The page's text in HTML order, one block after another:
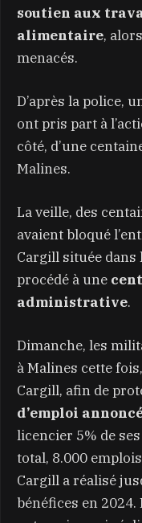
soutien aux
alimentaire,
menacés.
D’après la police,
ont pris part à
côté, d’une
Malines.
La veille, des
avaient bloqué
Cargill située dans
procédé à une
administrative.
Dimanche, les
à Malines cette
Cargill, afin de
d’emploi
licencier 5% de
total, 8.000
Cargill a réalisé
bénéfices en 2024.